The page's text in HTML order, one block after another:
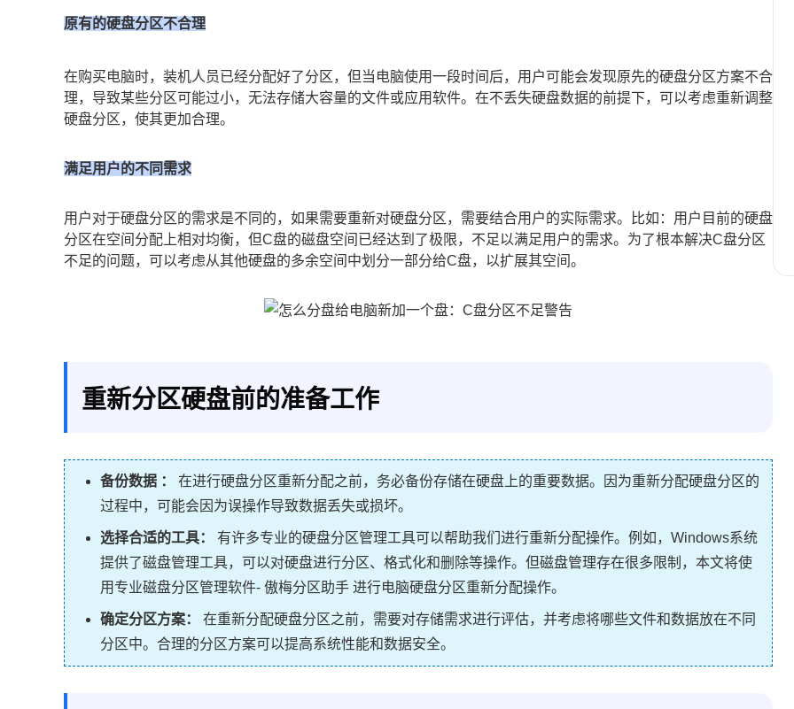
原有的硬盘分区不合理
在购买电脑时，装机人员已经分配好了分区，但当电脑使用一段时间后，用户可能会发现原先的硬盘分区方案不合
理，导致某些分区可能过小，无法存储大容量的文件或应用软件。在不丢失硬盘数据的前提下，可以考虑重新调整
硬盘分区，使其更加合理。
满足用户的不同需求
用户对于硬盘分区的需求是不同的，如果需要重新对硬盘分区，需要结合用户的实际需求。比如：用户目前的硬盘
分区在空间分配上相对均衡，但C盘的磁盘空间已经达到了极限，不足以满足用户的需求。为了根本解决C盘分区
不足的问题，可以考虑从其他硬盘的多余空间中划分一部分给C盘，以扩展其空间。
重新分区硬盘前的准备工作
备份数据 ： 在进行硬盘分区重新分配之前，务必备份存储在硬盘上的重要数据。因为重新分配硬盘分区的
过程中，可能会因为误操作导致数据丢失或损坏。
选择合适的工具： 有许多专业的硬盘分区管理工具可以帮助我们进行重新分配操作。例如，Windows系统
提供了磁盘管理工具，可以对硬盘进行分区、格式化和删除等操作。但磁盘管理存在很多限制，本文将使
用专业磁盘分区管理软件- 傲梅分区助手 进行电脑硬盘分区重新分配操作。
确定分区方案： 在重新分配硬盘分区之前，需要对存储需求进行评估，并考虑将哪些文件和数据放在不同
分区中。合理的分区方案可以提高系统性能和数据安全。